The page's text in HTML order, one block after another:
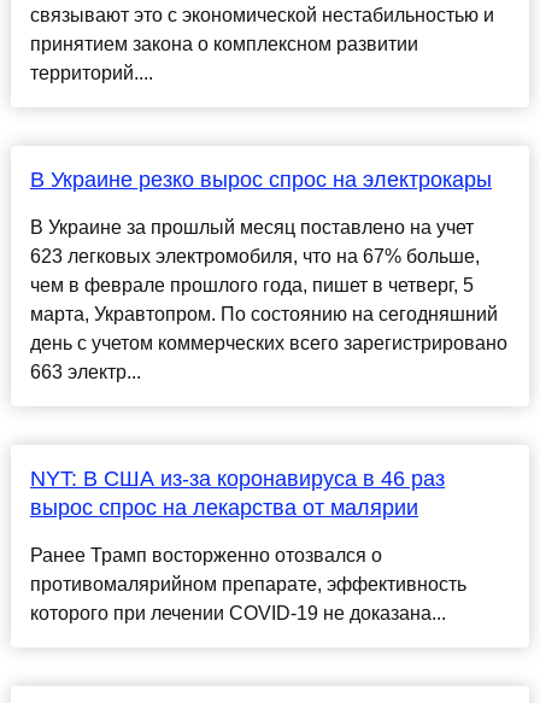
связывают это с экономической нестабильностью и
принятием закона о комплексном развитии
территорий....
В Украине резко вырос спрос на электрокары
В Украине за прошлый месяц поставлено на учет
623 легковых электромобиля, что на 67% больше,
чем в феврале прошлого года, пишет в четверг, 5
марта, Укравтопром. По состоянию на сегодняшний
день с учетом коммерческих всего зарегистрировано
663 электр...
NYT: В США из-за коронавируса в 46 раз
вырос спрос на лекарства от малярии
Ранее Трамп восторженно отозвался о
противомалярийном препарате, эффективность
которого при лечении COVID-19 не доказана...